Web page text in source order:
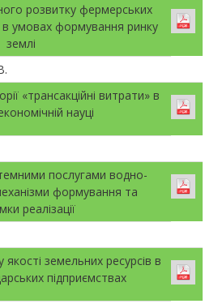
розвитку фермерських
в умовах формування ринку
землі
«трансакційні витрати» в
науці
послугами водно-
формування та
реалізації
земельних ресурсів в
підприємствах